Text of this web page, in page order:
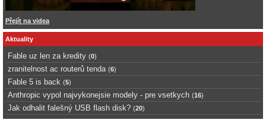
Přejít na videa
Aktuality
Fable uz len za kredity (0)
zranitelnost ac routerů tenda (6)
Fable 5 is back (5)
Anthropic vypol najvykonejsie modely - pre vsetkych (16)
Jak odhalit falešný USB flash disk? (20)